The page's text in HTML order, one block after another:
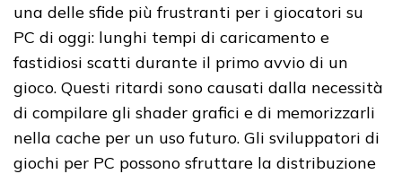
una delle sfide più frustranti per i giocatori su
PC di oggi: lunghi tempi di caricamento e
fastidiosi scatti durante il primo avvio di un
gioco. Questi ritardi sono causati dalla necessità
di compilare gli shader grafici e di memorizzarli
nella cache per un uso futuro. Gli sviluppatori di
giochi per PC possono sfruttare la distribuzione